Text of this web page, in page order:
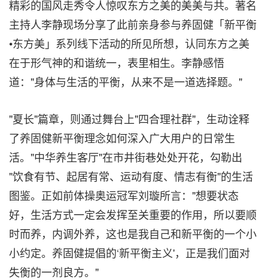
精彩的国风走秀令人惊叹东方之美的美美与共。著名
主持人李静现场分享了此前亲身参与养固健「新平衡
•东方美」系列线下活动的所见所想，认同东方之美
在于形气神的和谐统一，表里相生。李静感悟
道："身体与生活的平衡，从来不是一道选择题。"
"夏长"篇章，则通过舞台上"四合理社群"，生动诠释
了养固健新平衡理念如何深入广大用户的日常生
活。"中华养生客厅"在市井街巷处处开花，勾勒出
"饮食有节、起居有常、运动有度、情志有衡"的生活
图鉴。正如前体操奥运冠军刘璇所言："想要状态
好，生活方式一定会发挥至关重要的作用，所以要顺
时而养，内调外养，这也是我自己和新平衡的一个小
小约定。养固健提倡的‘新平衡主义'，正是我们面对
失衡的一剂良方。"